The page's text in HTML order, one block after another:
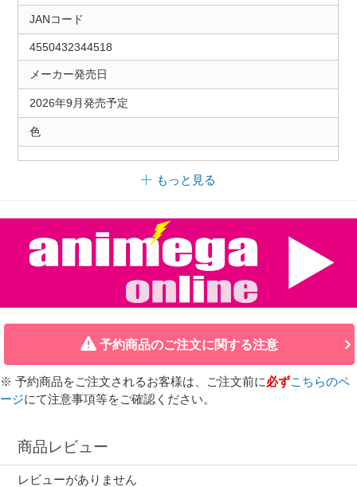
JANコード
4550432344518
メーカー発売日
2026年9月発売予定
色
もっと見る
予約商品のご注文に関する注意
※ 予約商品をご注文されるお客様は、ご注文前に必ずこちらのペ
ージにて注意事項等をご確認ください。
商品レビュー
レビューがありません